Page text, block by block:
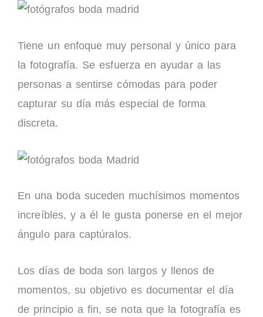
Tiene un enfoque muy personal y único para
la fotografía. Se esfuerza en ayudar a las
personas a sentirse cómodas para poder
capturar su día más especial de forma
discreta.
En una boda suceden muchísimos momentos
increíbles, y a él le gusta ponerse en el mejor
ángulo para captúralos.
Los días de boda son largos y llenos de
momentos, su objetivo es documentar el día
de principio a fin, se nota que la fotografía es